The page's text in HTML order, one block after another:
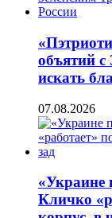
объятий
искать
07.08.2026
«Украине
Кличко